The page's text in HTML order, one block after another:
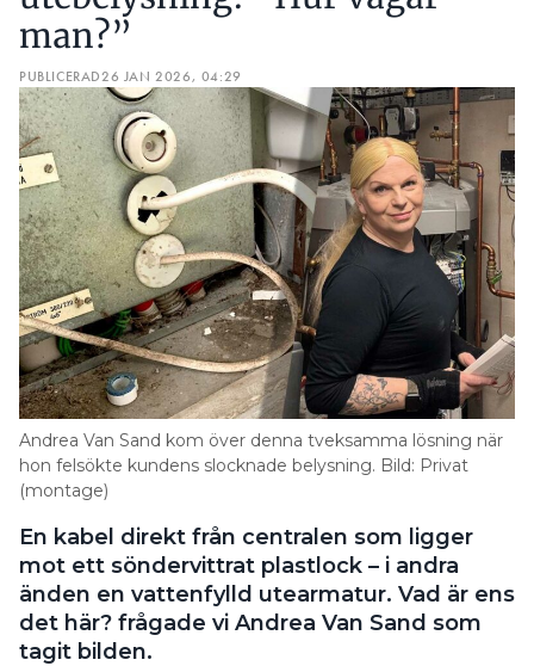
man?”
PUBLICERAD26 JAN 2026, 04:29
Andrea Van Sand kom över denna tveksamma lösning när
hon felsökte kundens slocknade belysning. Bild: Privat
(montage)
En kabel direkt från centralen som ligger
mot ett söndervittrat plastlock – i andra
änden en vattenfylld utearmatur. Vad är ens
det här? frågade vi Andrea Van Sand som
tagit bilden.